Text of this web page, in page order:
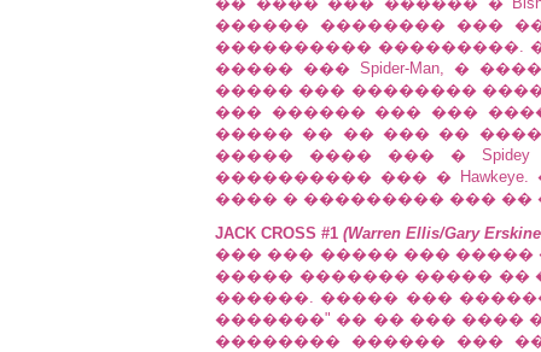
������ �������� ���
���������� ���������.
����� ��� Spider-Man, �
����� ��� ��������
��� ������ ��� ���
����� �� �� ��� ��
����� ���� ��� �
���������� ��� �
���� � ��������� ���
JACK CROSS #1 (Warren Ellis/Gary
��� ��� ����� ���
����� ������� ����� ��
������. ����� ���
�������" �� �� ��� ����
�������� ������ ���